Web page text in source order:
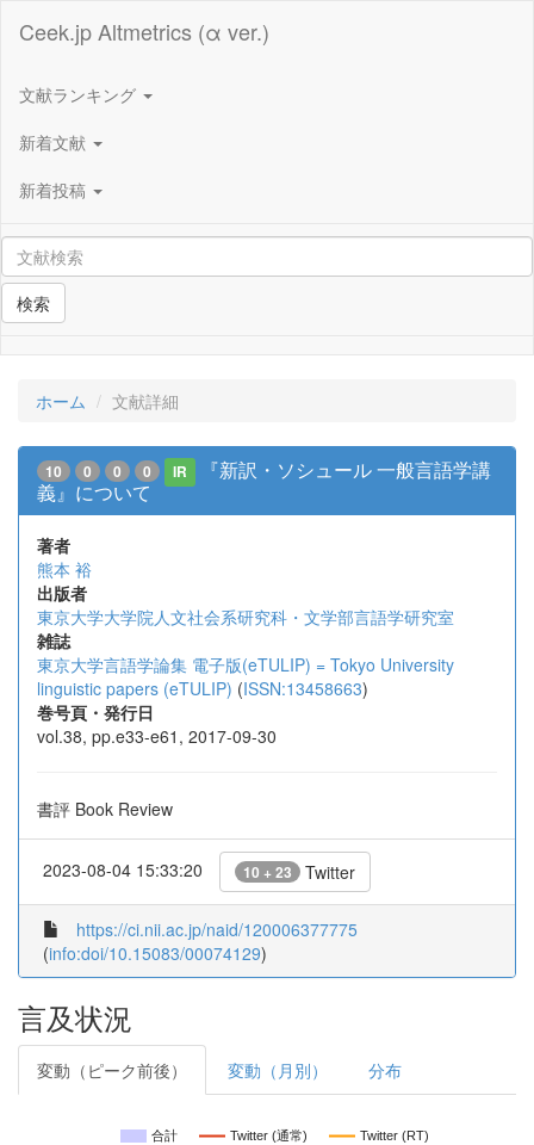
Ceek.jp Altmetrics (α ver.)
文献ランキング
新着文献
新着投稿
検索
ホーム 文献詳細
10 0 0 0 IR
『新訳・ソシュール 一般言語学講
義』について
著者
熊本 裕
出版者
東京大学大学院人文社会系研究科・文学部言語学研究室
雑誌
東京大学言語学論集 電子版(eTULIP) = Tokyo University
linguistic papers (eTULIP) (ISSN:13458663)
巻号頁・発行日
vol.38, pp.e33-e61, 2017-09-30
書評 Book Review
2023-08-04 15:33:20 10 + 23 Twitter
https://ci.nii.ac.jp/naid/120006377775
(info:doi/10.15083/00074129)
言及状況
変動（ピーク前後） 変動（月別） 分布
合計 Twitter (通常) Twitter (RT)